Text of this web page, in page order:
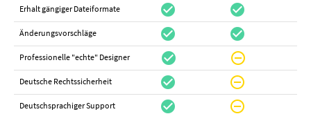
Erhalt gängiger Dateiformate check_circle check_circle
Änderungsvorschläge check_circle check_circle
Professionelle "echte" Designer check_circle do_not_disturb_on
Deutsche Rechtssicherheit check_circle do_not_disturb_on
Deutschsprachiger Support check_circle do_not_disturb_on